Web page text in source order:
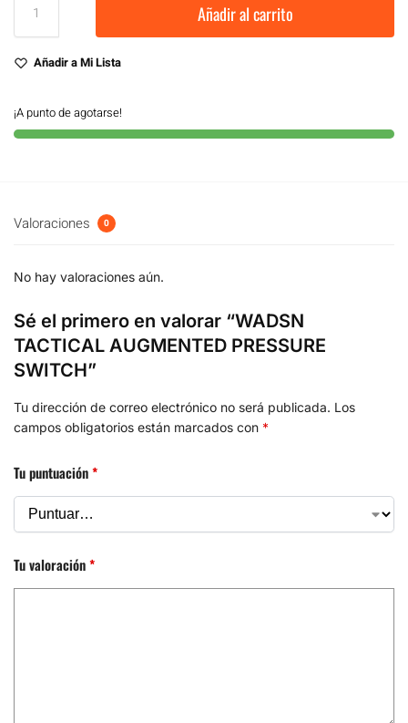
Añadir al carrito
Añadir a Mi Lista
¡A punto de agotarse!
Valoraciones 0
No hay valoraciones aún.
Sé el primero en valorar “WADSN
TACTICAL AUGMENTED PRESSURE
SWITCH”
Tu dirección de correo electrónico no será publicada. Los
campos obligatorios están marcados con *
Tu puntuación*
Tu valoración*